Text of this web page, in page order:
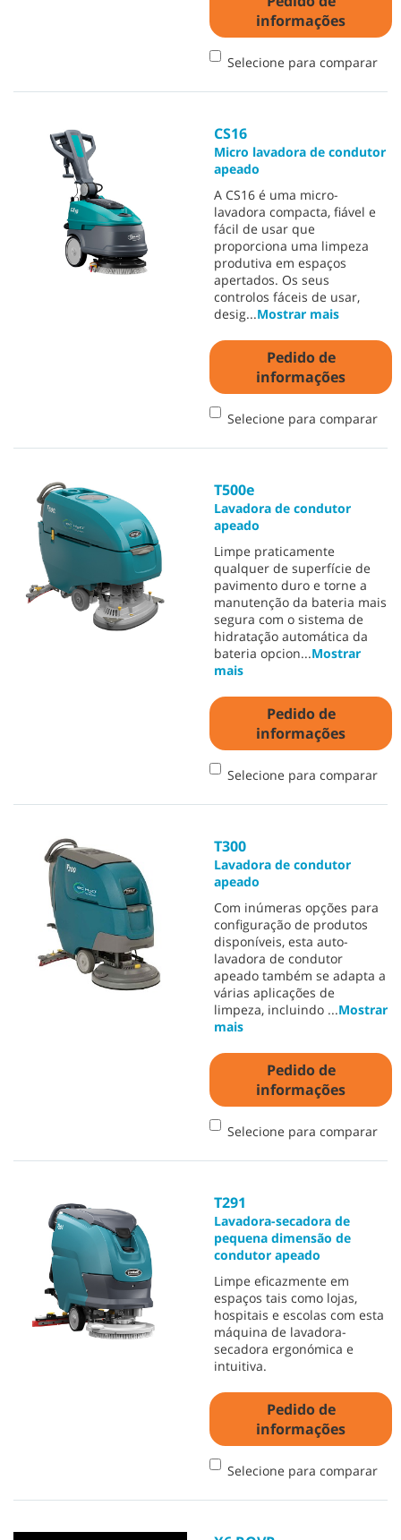
informações
Selecione para comparar
CS16
Micro lavadora de condutor
apeado
A CS16 é uma micro-
lavadora compacta, fiável e
fácil de usar que
proporciona uma limpeza
produtiva em espaços
apertados. Os seus
controlos fáceis de usar,
desig...Mostrar mais
Pedido de
informações
Selecione para comparar
T500e
Lavadora de condutor
apeado
Limpe praticamente
qualquer de superfície de
pavimento duro e torne a
manutenção da bateria mais
segura com o sistema de
hidratação automática da
bateria opcion...Mostrar
mais
Pedido de
informações
Selecione para comparar
T300
Lavadora de condutor
apeado
Com inúmeras opções para
configuração de produtos
disponíveis, esta auto-
lavadora de condutor
apeado também se adapta a
várias aplicações de
limpeza, incluindo ...Mostrar
mais
Pedido de
informações
Selecione para comparar
T291
Lavadora-secadora de
pequena dimensão de
condutor apeado
Limpe eficazmente em
espaços tais como lojas,
hospitais e escolas com esta
máquina de lavadora-
secadora ergonómica e
intuitiva.
Pedido de
informações
Selecione para comparar